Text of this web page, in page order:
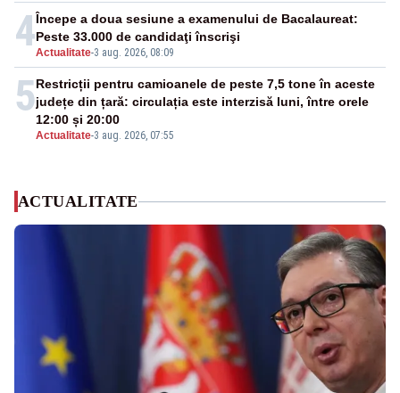
4Actualitate-3 aug. 2026, 08:09
Începe a doua sesiune a examenului de Bacalaureat:
Peste 33.000 de candidaţi înscrişi
5
Actualitate-3 aug. 2026, 07:55
Restricții pentru camioanele de peste 7,5 tone în aceste
județe din țară: circulația este interzisă luni, între orele
12:00 și 20:00
ACTUALITATE